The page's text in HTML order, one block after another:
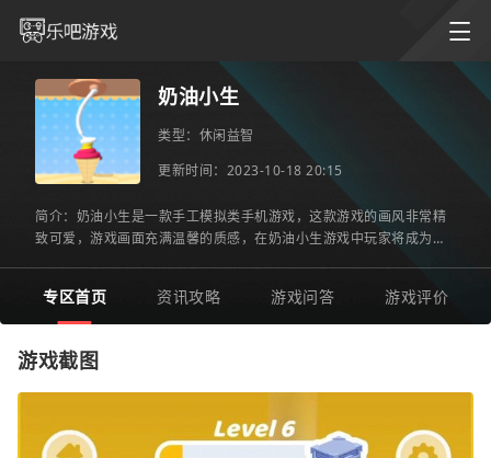
奶油小生
类型： 休闲益智
更新时间：2023-10-18 20:15
简介：奶油小生是一款手工模拟类手机游戏，这款游戏的画风非常精
致可爱，游戏画面充满温馨的质感，在奶油小生游戏中玩家将成为手
专区首页 资讯攻略 游戏问答 游戏评价
游戏截图